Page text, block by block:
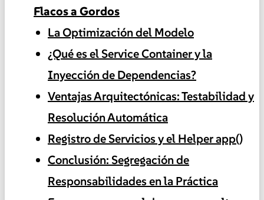
Flacos a Gordos
La Optimización del Modelo
¿Qué es el Service Container y la
Inyección de Dependencias?
Ventajas Arquitectónicas: Testabilidad y
Resolución Automática
Registro de Servicios y el Helper app()
Conclusión: Segregación de
Responsabilidades en la Práctica